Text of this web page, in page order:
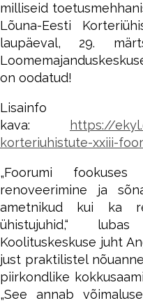
milliseid
Lõuna-Eesti
laupäeval, 29.
on oodatud!
Lisainfo
kava:
https://
korteriuhistute-xxiii-
„Foorumi
renoveerimine ja
ametnikud kui ka
ühistujuhid,“
Koolituskeskuse juht
just praktilistel
piirkondlike
„See annab